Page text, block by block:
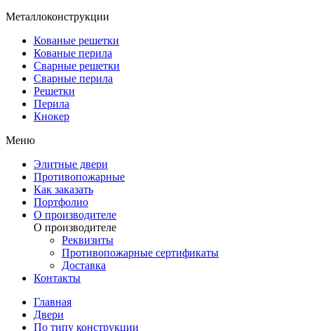
Металлоконструкции
Кованые решетки
Кованые перила
Сварные решетки
Сварные перила
Решетки
Перила
Кнокер
Меню
Элитные двери
Противопожарные
Как заказать
Портфолио
О производителе
О производителе
Реквизиты
Противопожарные сертификаты
Доставка
Контакты
Главная
Двери
По типу конструкции